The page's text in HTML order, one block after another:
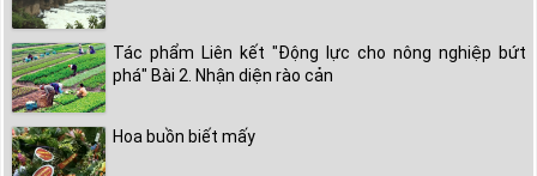
Tác phẩm Liên kết "Động lực cho nông nghiệp bứt
phá" Bài 2. Nhận diện rào cản
Hoa buồn biết mấy